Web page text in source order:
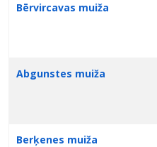
Bērvircavas muiža
Abgunstes muiža
Berķenes muiža